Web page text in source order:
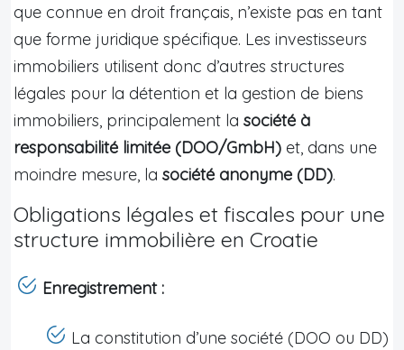
que connue en droit français, n’existe pas en tant
que forme juridique spécifique. Les investisseurs
immobiliers utilisent donc d’autres structures
légales pour la détention et la gestion de biens
immobiliers, principalement la société à
responsabilité limitée (DOO/GmbH) et, dans une
moindre mesure, la société anonyme (DD).
Obligations légales et fiscales pour une
structure immobilière en Croatie
Enregistrement :
La constitution d’une société (DOO ou DD)